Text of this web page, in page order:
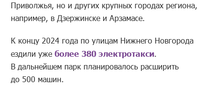
Приволжья, но и других крупных городах региона,
например, в Дзержинске и Арзамасе.
К концу 2024 года по улицам Нижнего Новгорода
ездили ужеболее 380 электротакси.
В дальнейшем парк планировалось расширить
до 500 машин.